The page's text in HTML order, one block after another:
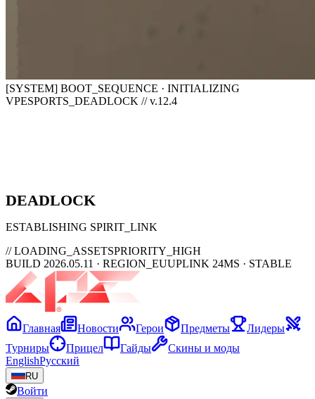
[SYSTEM] BOOT_SEQUENCE · INITIALIZING
VPESPORTS_DEADLOCK // v.12.4
DEADLOCK
ESTABLISHING SPIRIT_LINK
// LOADING_ASSETSPRIORITY_HIGH
BUILD 2026.05.11 · REGION_EUUPLINK 24MS · STABLE
Главная Новости Герои Предметы
Лидеры
Турниры
Прицел Гайды
Скины и моды
EnglishРусский
RU
Войти